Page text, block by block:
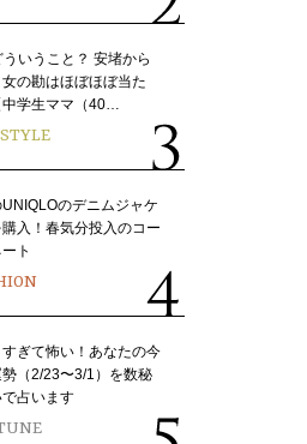
ういうこと？ 安堵から
の勘はほぼほぼ当た
中学生ママ（40…
のデニムジャケ
購入！春気分投入のコー
ト
すぎて怖い！あなたの今
（2/23〜3/1）を数秘
占います